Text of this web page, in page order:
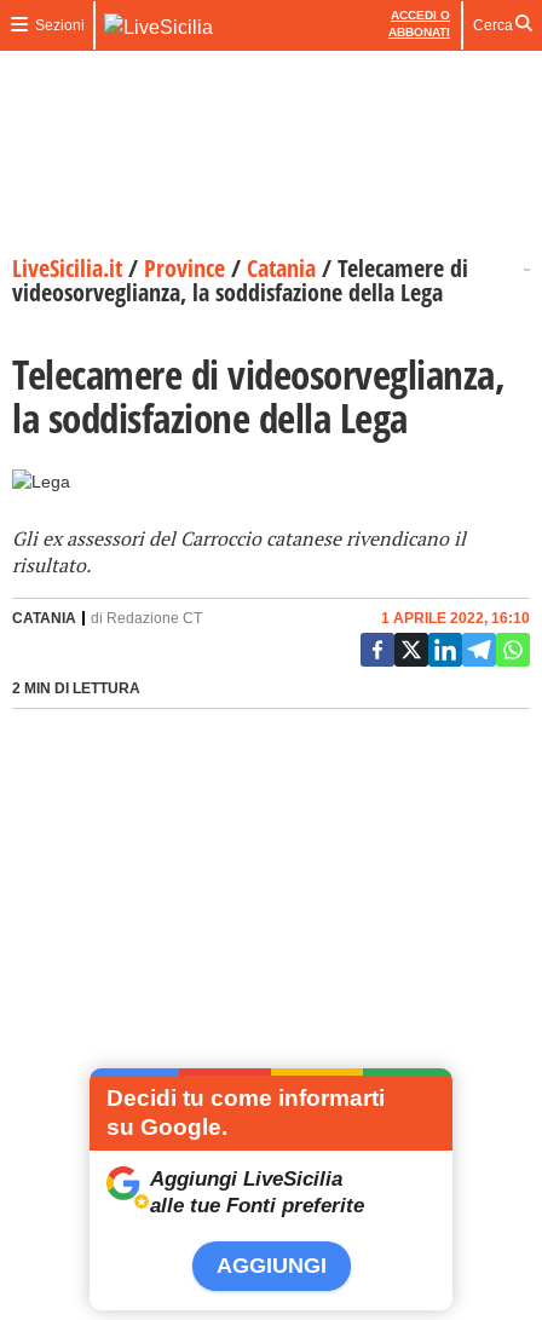
Sezioni
ACCEDI O
ABBONATI
Cerca
LiveSicilia.it/ Province/Catania/Telecamere di
videosorveglianza, la soddisfazione della Lega
Telecamere di videosorveglianza,
la soddisfazione della Lega
Gli ex assessori del Carroccio catanese rivendicano il
risultato.
CATANIA di Redazione CT
2 MIN DI LETTURA
1 APRILE 2022, 16:10
Decidi tu come informarti
su Google.
Aggiungi LiveSicilia
alle tue Fonti preferite
AGGIUNGI